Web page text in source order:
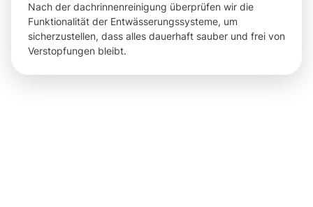
Nach der dachrinnenreinigung überprüfen wir die
Funktionalität der Entwässerungssysteme, um
sicherzustellen, dass alles dauerhaft sauber und frei von
Verstopfungen bleibt.